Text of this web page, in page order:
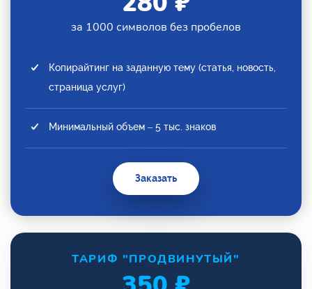
за 1000 символов без пробелов
Копирайтинг на заданную тему (статья, новость,
страница услуг)
Минимальный объем – 5 тыс. знаков
Заказать
ТАРИФ "ПРОДВИНУТЫЙ"